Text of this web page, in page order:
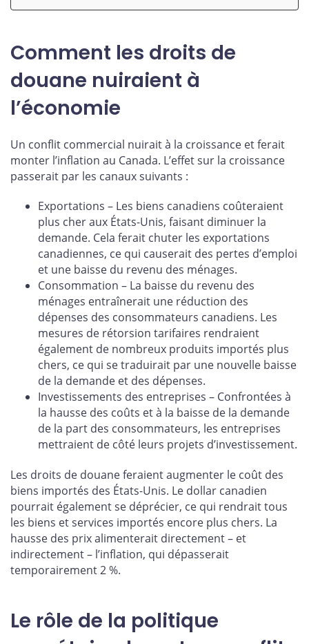
Comment les droits de
douane nuiraient à
l’économie
Un conflit commercial nuirait à la croissance et ferait
monter l’inflation au Canada. L’effet sur la croissance
passerait par les canaux suivants :
Exportations – Les biens canadiens coûteraient
plus cher aux États-Unis, faisant diminuer la
demande. Cela ferait chuter les exportations
canadiennes, ce qui causerait des pertes d’emploi
et une baisse du revenu des ménages.
Consommation – La baisse du revenu des
ménages entraînerait une réduction des
dépenses des consommateurs canadiens. Les
mesures de rétorsion tarifaires rendraient
également de nombreux produits importés plus
chers, ce qui se traduirait par une nouvelle baisse
de la demande et des dépenses.
Investissements des entreprises – Confrontées à
la hausse des coûts et à la baisse de la demande
de la part des consommateurs, les entreprises
mettraient de côté leurs projets d’investissement.
Les droits de douane feraient augmenter le coût des
biens importés des États-Unis. Le dollar canadien
pourrait également se déprécier, ce qui rendrait tous
les biens et services importés encore plus chers. La
hausse des prix alimenterait directement – et
indirectement – l’inflation, qui dépasserait
temporairement 2 %.
Le rôle de la politique